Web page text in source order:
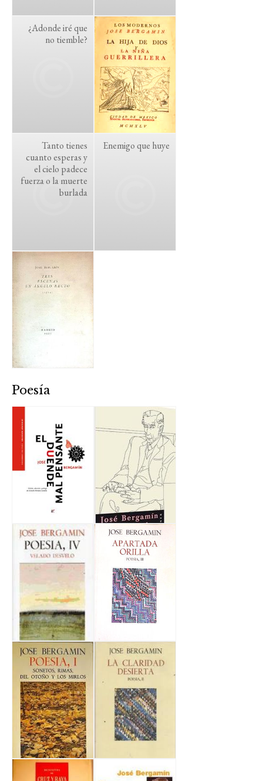
¿Adonde iré que
no tiemble?
Tanto tienes
cuanto esperas y
el cielo padece
fuerza o la muerte
burlada
Enemigo que huye
Poesía